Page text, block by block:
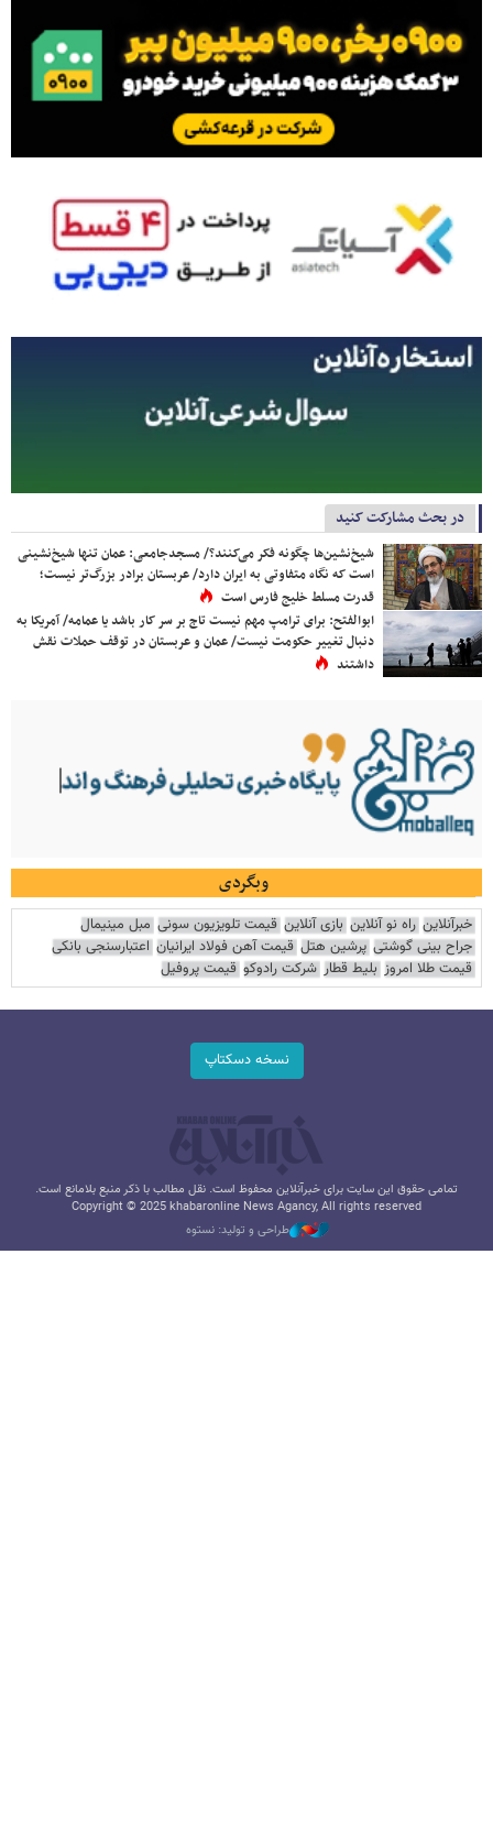
در بحث مشارکت کنید
شیخ‌نشین‌ها چگونه فکر می‌کنند؟/ مسجدجامعی: عمان تنها شیخ‌نشینی
است که نگاه متفاوتی به ایران دارد/ عربستان برادر بزرگ‌تر نیست؛
قدرت مسلط خلیج فارس است
ابوالفتح: برای ترامپ مهم نیست تاج بر سر کار باشد یا عمامه/ آمریکا به
دنبال تغییر حکومت نیست/ عمان و عربستان در توقف حملات نقش
داشتند
وبگردی
خبرآنلاین راه نو آنلاین بازی آنلاین قیمت تلویزیون سونی مبل مینیمال
جراح بینی گوشتی پرشین هتل قیمت آهن فولاد ایرانیان اعتبارسنجی بانکی
قیمت طلا امروز بلیط قطار شرکت رادوکو قیمت پروفیل
نسخه دسکتاپ
تمامی حقوق این سایت برای خبرآنلاین محفوظ است. نقل مطالب با ذکر منبع بلامانع است.
Copyright © 2025 khabaronline News Agancy, All rights reserved
طراحی و تولید: نستوه